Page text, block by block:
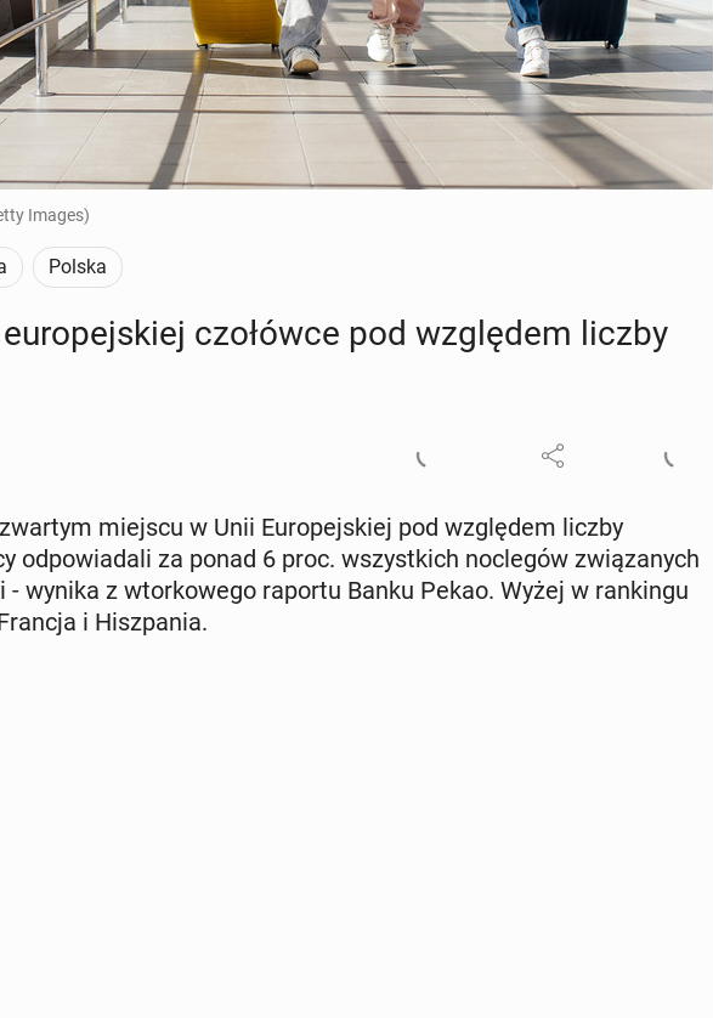
Images)
Polska
czo­łów­ce pod wzglę­dem liczby
miejscu w Unii Eu­ro­pej­skiej pod wzglę­dem liczby
od­po­wia­da­li za ponad 6 proc. wszyst­kich noc­le­gów zwią­za­nych
wynika z wtor­ko­we­go raportu Banku Pekao. Wyżej w ran­kin­gu
i Hisz­pa­nia.